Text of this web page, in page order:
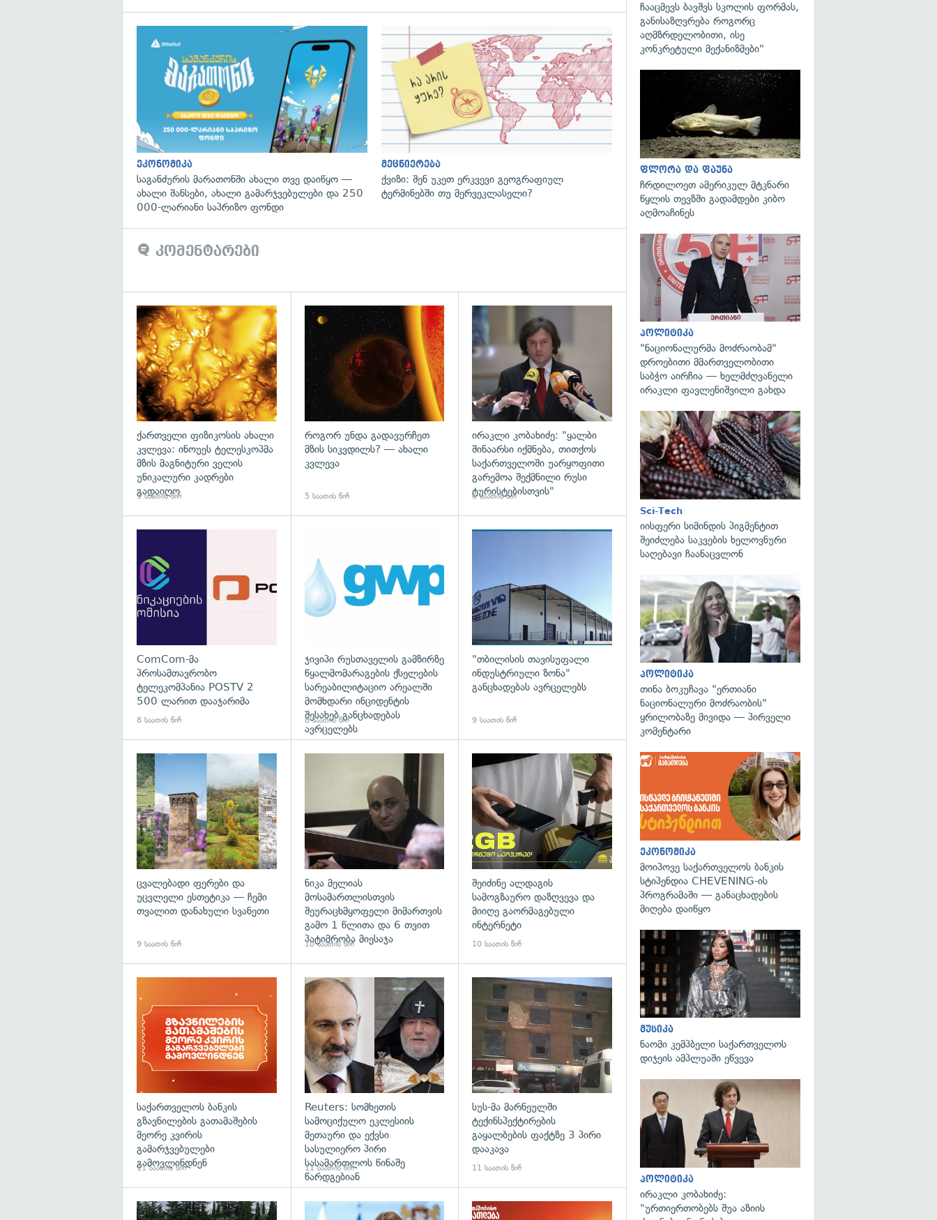
ეკონომიკა
საგანძურის მარათონში ახალი თვე დაიწყო —
ახალი შანსები, ახალი გამარჯვებულები და 250
000-ლარიანი საპრიზო ფონდი
მეცნიერება
ქვიზი: შენ უკეთ ერკვევი გეოგრაფიულ
ტერმინებში თუ მერვეკლასელი?
კომენტარები
გადახედვა
ქართველი ფიზიკოსის ახალი
კვლევა: ინოუეს ტელესკოპმა
მზის მაგნიტური ველის
უნიკალური კადრები
გადაიღო
3 საათის წინ
გადახედვა
როგორ უნდა გადავურჩეთ
მზის სიკვდილს? — ახალი
კვლევა
5 საათის წინ
გადახედვა
ირაკლი კობახიძე: "ყალბი
შინაარსი იქმნება, თითქოს
საქართველოში უარყოფითი
გარემოა შექმნილი რუსი
ტურისტებისთვის"
6 საათის წინ
ComCom-მა
პროსამთავრობო
ტელეკომპანია POSTV 2
500 ლარით დააჯარიმა
8 საათის წინ
ჯივიპი რუსთაველის გამზირზე
წყალმომარაგების ქსელების
სარეაბილიტაციო არეალში
მომხდარი ინციდენტის
შესახებ განცხადებას
ავრცელებს
8 საათის წინ
გადახედვა
"თბილისის თავისუფალი
ინდუსტრიული ზონა"
განცხადებას ავრცელებს
9 საათის წინ
ცვალებადი ფერები და
უცვლელი ესთეტიკა — ჩემი
თვალით დანახული სვანეთი
9 საათის წინ
გადახედვა
ნიკა მელიას
მოსამართლისთვის
შეურაცხმყოფელი მიმართვის
გამო 1 წლითა და 6 თვით
პატიმრობა მიესაჯა
10 საათის წინ
შეიძინე ალდაგის
სამოგზაურო დაზღვევა და
მიიღე გაორმაგებული
ინტერნეტი
10 საათის წინ
საქართველოს ბანკის
გზავნილების გათამაშების
მეორე კვირის
გამარჯვებულები
გამოვლინდნენ
11 საათის წინ
Reuters: სომხეთის
სამოციქულო ეკლესიის
მეთაური და ექვსი
სასულიერო პირი
სასამართლოს წინაშე
წარდგებიან
11 საათის წინ
გადახედვა
სუს-მა მარნეულში
ტექინსპექტირების
გაყალბების ფაქტზე 3 პირი
დააკავა
11 საათის წინ
გადახედვა
ჩააცმევს ბავშვს სკოლის ფორმას,
განისაზღვრება როგორც
აღმზრდელობითი, ისე
კონკრეტული მექანიზმები"
ფლორა და ფაუნა
ჩრდილოეთ ამერიკულ მტკნარი
წყლის თევზში გადამდები კიბო
აღმოაჩინეს
პოლიტიკა
"ნაციონალურმა მოძრაობამ"
დროებითი მმართველობითი
საბჭო აირჩია — ხელმძღვანელი
ირაკლი ფავლენიშვილი გახდა
Sci-Tech
იისფერი სიმინდის პიგმენტით
შეიძლება საკვების ხელოვნური
საღებავი ჩაანაცვლონ
პოლიტიკა
თინა ბოკუჩავა "ერთიანი
ნაციონალური მოძრაობის"
ყრილობაზე მივიდა — პირველი
კომენტარი
ეკონომიკა
მოიპოვე საქართველოს ბანკის
სტიპენდია CHEVENING-ის
პროგრამაში — განაცხადების
მიღება დაიწყო
მუსიკა
ნაომი კემპბელი საქართველოს
დიჯეის ამპლუაში ეწვევა
პოლიტიკა
ირაკლი კობახიძე:
"ურთიერთობებს შუა აზიის